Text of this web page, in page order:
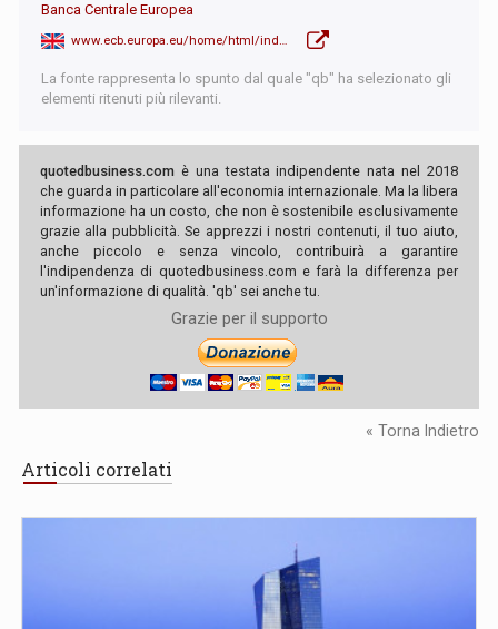
Banca Centrale Europea
www.ecb.europa.eu/home/html/index.en.html
La fonte rappresenta lo spunto dal quale "qb" ha selezionato gli
elementi ritenuti più rilevanti.
quotedbusiness.com è una testata indipendente nata nel 2018
che guarda in particolare all'economia internazionale. Ma la libera
informazione ha un costo, che non è sostenibile esclusivamente
grazie alla pubblicità. Se apprezzi i nostri contenuti, il tuo aiuto,
anche piccolo e senza vincolo, contribuirà a garantire
l'indipendenza di quotedbusiness.com e farà la differenza per
un'informazione di qualità. 'qb' sei anche tu.
Grazie per il supporto
« Torna Indietro
Articoli correlati